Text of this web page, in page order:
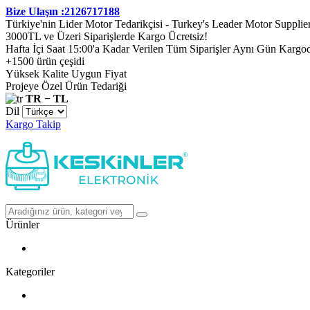
Bize Ulaşın :2126717188
Türkiye'nin Lider Motor Tedarikçisi - Turkey's Leader Motor
3000TL ve Üzeri Siparişlerde Kargo Ücretsiz!
Hafta İçi Saat 15:00'a Kadar Verilen Tüm Siparişler Aynı Gün
+1500 ürün çeşidi
Yüksek Kalite Uygun Fiyat
Projeye Özel Ürün Tedariği
TR − TL
Dil
Kargo Takip
Ürünler
Kategoriler